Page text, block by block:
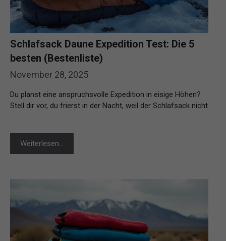
November 28, 2025
Schlafsack Daune Expedition Test: Die 5
besten (Bestenliste)
Du planst eine anspruchsvolle Expedition in eisige Höhen?
Stell dir vor, du frierst in der Nacht, weil der Schlafsack nicht
…
Weiterlesen…